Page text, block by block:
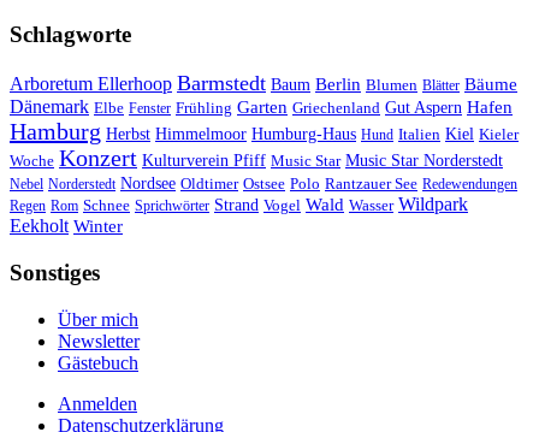
Schlagworte
Arboretum Ellerhoop Barmstedt Baum Berlin Blumen Blätter Bäume
Dänemark Elbe Fenster Frühling Garten Griechenland Gut Aspern Hafen
Hamburg Herbst Himmelmoor Humburg-Haus Hund Italien Kiel Kieler
Woche Konzert Kulturverein Pfiff Music Star Music Star Norderstedt
Nebel Norderstedt Nordsee Oldtimer Ostsee Polo Rantzauer See Redewendungen
Regen Rom Schnee Sprichwörter Strand Vogel Wald Wasser Wildpark
Eekholt Winter
Sonstiges
Über mich
Newsletter
Gästebuch
Anmelden
Datenschutzerklärung